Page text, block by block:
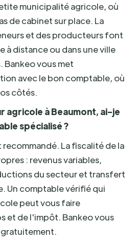
municipalité agricole, où
de cabinet sur place. La
et des producteurs font
à distance ou dans une ville
Bankeo vous met
avec le bon comptable, où
côtés.
agricole à Beaumont, ai-je
spécialisé ?
La fiscalité de la
: revenus variables,
du secteur et transfert
Un comptable vérifié qui
peut vous faire
et de l'impôt. Bankeo vous